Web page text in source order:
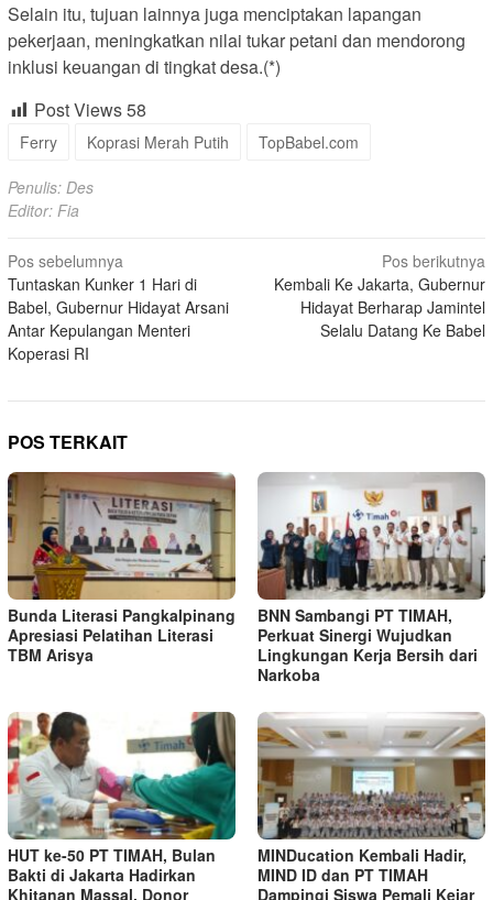
Selain itu, tujuan lainnya juga menciptakan lapangan
pekerjaan, meningkatkan nilai tukar petani dan mendorong
inklusi keuangan di tingkat desa.(*)
Post Views58
Ferry Koprasi Merah Putih TopBabel.com
Penulis: Des
Editor: Fia
Navigasi
pos
Pos sebelumnya
Tuntaskan Kunker 1 Hari di
Babel, Gubernur Hidayat Arsani
Antar Kepulangan Menteri
Koperasi RI
Pos berikutnya
Kembali Ke Jakarta, Gubernur
Hidayat Berharap Jamintel
Selalu Datang Ke Babel
POS TERKAIT
Bunda Literasi Pangkalpinang
Apresiasi Pelatihan Literasi
TBM Arisya
BNN Sambangi PT TIMAH,
Perkuat Sinergi Wujudkan
Lingkungan Kerja Bersih dari
Narkoba
HUT ke-50 PT TIMAH, Bulan
Bakti di Jakarta Hadirkan
Khitanan Massal, Donor
MINDucation Kembali Hadir,
MIND ID dan PT TIMAH
Dampingi Siswa Pemali Kejar